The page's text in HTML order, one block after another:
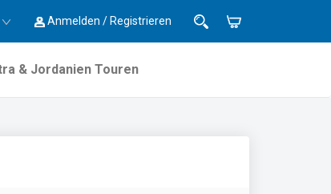
Anmelden / Registrieren
& Jordanien Touren